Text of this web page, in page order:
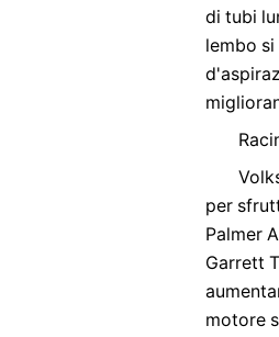
di tubi
lembo
per
Palmer
Garrett
motore